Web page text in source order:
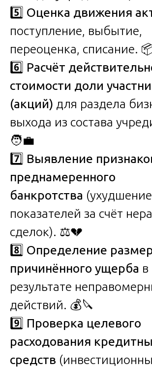
5️⃣ Оценка движения
поступление, выбытие,
переоценка, списание.
6️⃣ Расчёт
стоимости доли
(акций) для раздела
выхода из состава
🧑‍💼
7️⃣ Выявление
преднамеренного
банкротства (ухудшение
показателей за счёт
сделок). ⚖️💔
8️⃣ Определение
причинённого ущерба в
результате
действий. 💰🔪
9️⃣ Проверка целевого
расходования
средств